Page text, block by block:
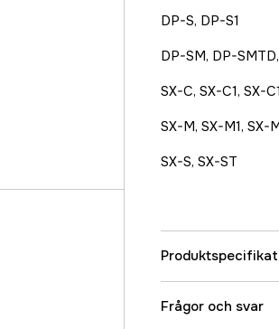
DP-S, DP-S1
DP-SM, DP-
SX-C, SX-C1, SX-
SX-M, SX-M1, SX-
SX-S, SX-ST
Frågor och svar